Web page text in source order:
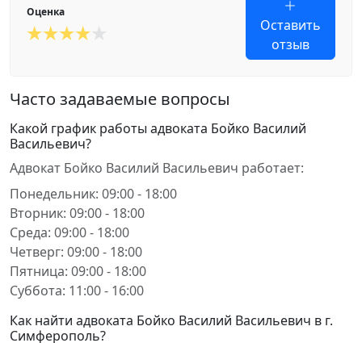
Оценка
Оставить
отзыв
Часто задаваемые вопросы
Какой график работы адвоката Бойко Василий
Васильевич?
Адвокат Бойко Василий Васильевич работает:
Понедельник: 09:00 - 18:00
Вторник: 09:00 - 18:00
Среда: 09:00 - 18:00
Четверг: 09:00 - 18:00
Пятница: 09:00 - 18:00
Суббота: 11:00 - 16:00
Как найти адвоката Бойко Василий Васильевич в г.
Симферополь?